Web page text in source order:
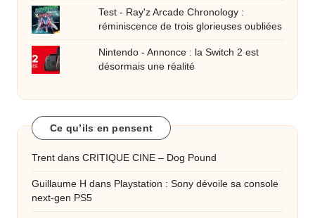
Test - Ray'z Arcade Chronology :
réminiscence de trois glorieuses oubliées
Nintendo - Annonce : la Switch 2 est
désormais une réalité
Ce qu’ils en pensent
Trent dans CRITIQUE CINE – Dog Pound
Guillaume H dans Playstation : Sony dévoile sa console
next-gen PS5